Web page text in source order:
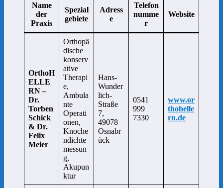
Name
der
Praxis
Spezial
gebiete
Adress
e
Telefon
numme
r
Website
OrthoH
ELLE
RN –
Dr.
Torben
Schick
& Dr.
Felix
Meier
Orthopä
dische
konserv
ative
Therapi
e,
Ambula
nte
Operati
onen,
Knoche
ndichte
messun
g,
Akupun
ktur
Hans-
Wunder
lich-
Straße
7,
49078
Osnabr
ück
0541
999
7330
www.or
thohelle
rn.de